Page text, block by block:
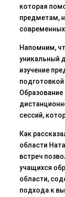
которая
предметам,
Напомним,
уникальный
изучение
Образование
сессий,
Как
области
встреч
учащихся
области, сод
подхода к